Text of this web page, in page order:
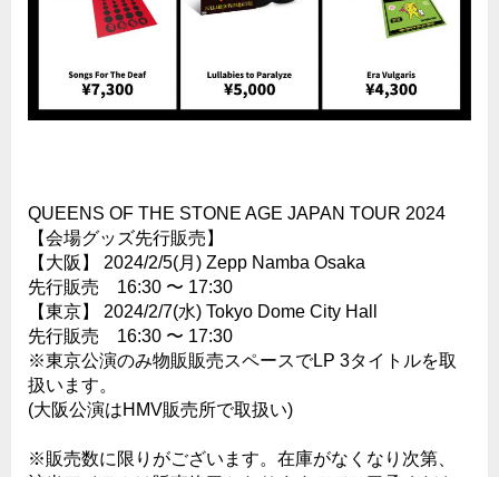
QUEENS OF THE STONE AGE JAPAN TOUR 2024
【会場グッズ先行販売】
【大阪】 2024/2/5(月) Zepp Namba Osaka
先行販売 16:30 〜 17:30
【東京】 2024/2/7(水) Tokyo Dome City Hall
先行販売 16:30 〜 17:30
※東京公演のみ物販販売スペースでLP 3タイトルを取
扱います。
(大阪公演はHMV販売所で取扱い)
※販売数に限りがございます。在庫がなくなり次第、